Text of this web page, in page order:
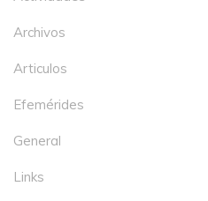
Archivos
Articulos
Efemérides
General
Links